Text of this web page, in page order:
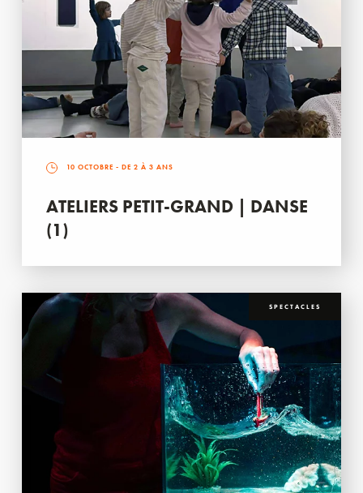
10 OCTOBRE - DE 2 À 3 ANS
ATELIERS PETIT-GRAND | DANSE
(1)
SPECTACLES